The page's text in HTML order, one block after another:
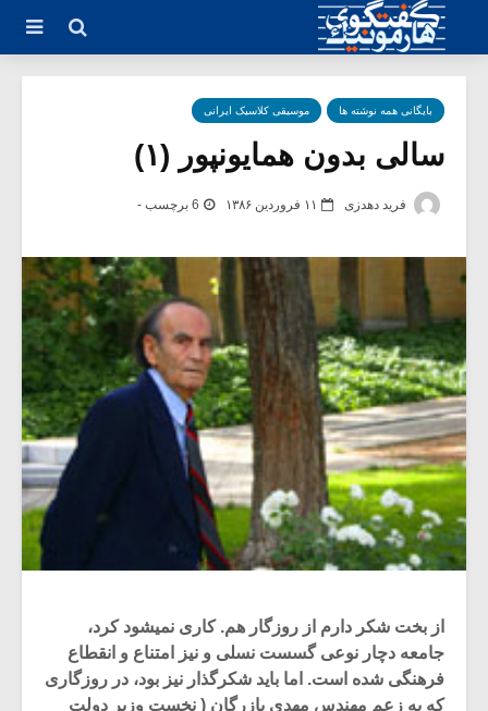
بایگانی همه نوشته ها موسیقی کلاسیک ایرانی
سالی بدون همایون­پور (۱)
فرید دهدزی ۱۱ فروردین ۱۳۸۶ 6 برچسب -
از بخت شکر دارم از روزگار هم. کاری نمی­شود کرد،
جامعه دچار نوعی گسست نسلی و نیز امتناع و انقطاع
فرهنگی شده است. اما باید شکرگذار نیز بود، در روزگاری
که به زعم مهندس مهدی بازرگان ( نخست وزیر دولت